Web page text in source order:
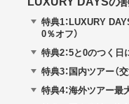
特典1：LUXURY
0％オフ）
特典2：5と0のつく
特典3：国内ツアー（
特典4：海外ツアー